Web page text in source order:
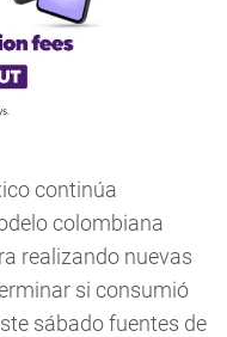
continúa
colombiana
realizando nuevas
si consumió
sábado fuentes de